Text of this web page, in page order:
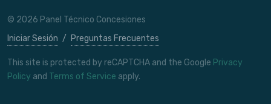
© 2026 Panel Técnico Concesiones
Iniciar Sesión / Preguntas Frecuentes
This site is protected by reCAPTCHA and the Google Privacy
Policy and Terms of Service apply.